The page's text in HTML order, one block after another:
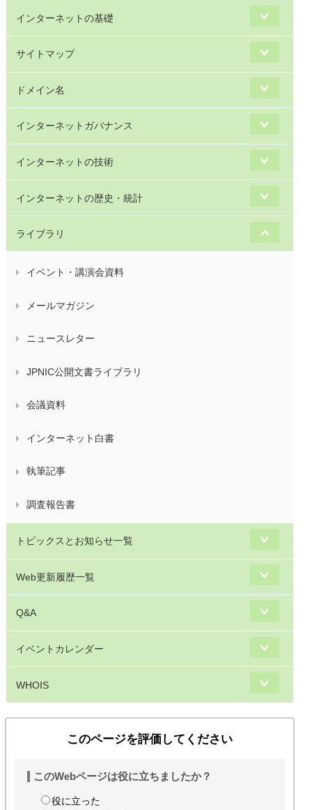
インターネットの基礎
サイトマップ
ドメイン名
インターネットガバナンス
インターネットの技術
インターネットの歴史・統計
ライブラリ
イベント・講演会資料
メールマガジン
ニュースレター
JPNIC公開文書ライブラリ
会議資料
インターネット白書
執筆記事
調査報告書
トピックスとお知らせ一覧
Web更新履歴一覧
Q&A
イベントカレンダー
WHOIS
このページを評価してください
このWebページは役に立ちましたか？
役に立った